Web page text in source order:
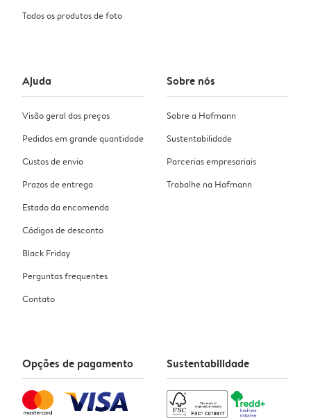
Todos os produtos de foto
Ajuda
Visão geral dos preços
Pedidos em grande quantidade
Custos de envio
Prazos de entrega
Estado da encomenda
Códigos de desconto
Black Friday
Perguntas frequentes
Contato
Sobre nós
Sobre a Hofmann
Sustentabilidade
Parcerias empresariais
Trabalhe na Hofmann
Opções de pagamento Sustentabilidade